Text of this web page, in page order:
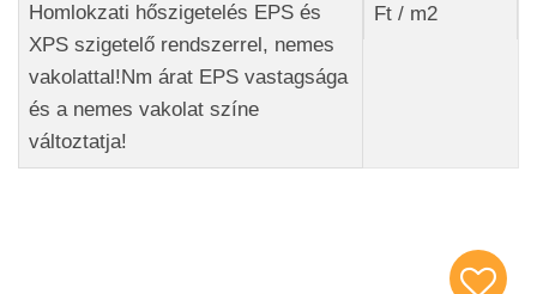
Homlokzati hőszigetelés EPS és
XPS szigetelő rendszerrel, nemes
vakolattal!Nm árat EPS vastagsága
és a nemes vakolat színe
változtatja!
Ft / m2